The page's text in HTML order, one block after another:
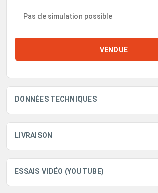
Pas de simulation possible
VENDUE
DONNÉES TECHNIQUES
LIVRAISON
ESSAIS VIDÉO (YOUTUBE)